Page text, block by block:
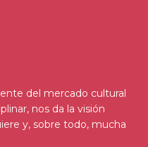
del mercado cultural
nos da la visión
y, sobre todo, mucha